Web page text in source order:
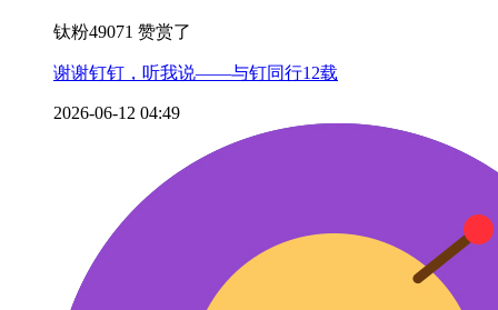
钛粉49071 赞赏了
谢谢钉钉，听我说——与钉同行12载
2026-06-12 04:49